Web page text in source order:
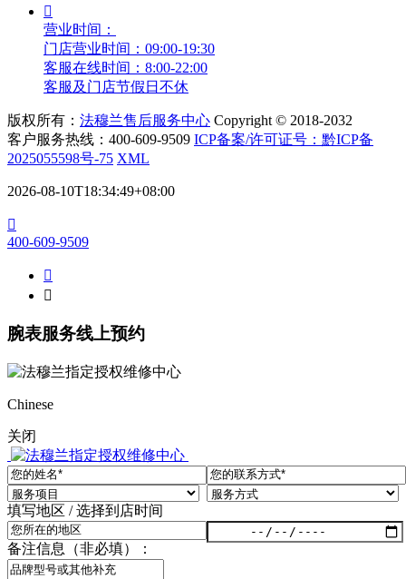
湖北省鄂州市鄂城区文星大道法穆兰售后服务中心（需提前预约）
湖北省黄冈市黄州区赤壁大道法穆兰售后服务中心（需提前预约）
湖南省怀化市鹤城区迎丰中路法穆兰售后服务中心（需提前预约）
湖南省娄底市娄星区长青街法穆兰售后服务中心（需提前预约）
湖南省邵阳市双清区东风路法穆兰售后服务中心（需提前预约）

营业时间：
门店营业时间：09:00-19:30
客服在线时间：8:00-22:00
客服及门店节假日不休
版权所有： 法穆兰售后服务中心 Copyright © 2018-2032
客户服务热线： 400-609-9509 ICP备案/许可证号：黔ICP备
2025055598号-75 XML
2026-08-10T18:34:49+08:00

400-609-9509


腕表服务线上预约
Chinese
关闭
填写地区 / 选择到店时间
备注信息（非必填）：